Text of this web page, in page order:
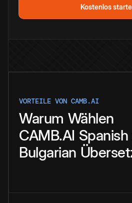
Kostenlos
VORTEILE VON CAMB.AI
Warum Wählen
CAMB.AI Spanish
Bulgarian